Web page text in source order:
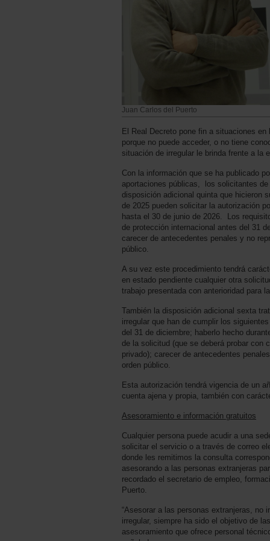
Juan Carlos del Puerto
El Real Decreto pone fin a situaciones
porque no puede acceder, o no tiene
situación de irregular le brinda frente a la
Con la información que se ha publicado
aportaciones públicas, los solicitantes
disposición adicional quinta que hicieron
de 2025 pueden solicitar la autorización
hasta el 30 de junio de 2026. Los
de protección internacional antes del 31
carecer de antecedentes penales y no
público.
A su vez este procedimiento tendrá
en estado pendiente cualquier otra
trabajo presentada con anterioridad para
También la disposición adicional sexta
irregular que han de cumplir los
del 31 de diciembre; haberlo hecho
de la solicitud (que se deberá probar con
privado); carecer de antecedentes
orden público.
Esta autorización tendrá vigencia de un
cuenta ajena y propia, también con
Asesoramiento e información gratuitos
Cualquier persona puede acudir a una
solicitar el servicio o a través de correo
donde les remitimos la consulta
asesorando a las personas extranjeras
recordado el secretario de empleo,
Puerto.
“Asesorar a las personas extranjeras, no
irregular, siempre ha sido el objetivo de
asesoramiento que ofrece personal